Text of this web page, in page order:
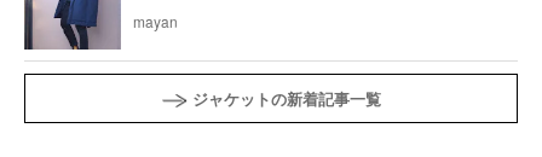
mayan
ジャケットの新着記事一覧